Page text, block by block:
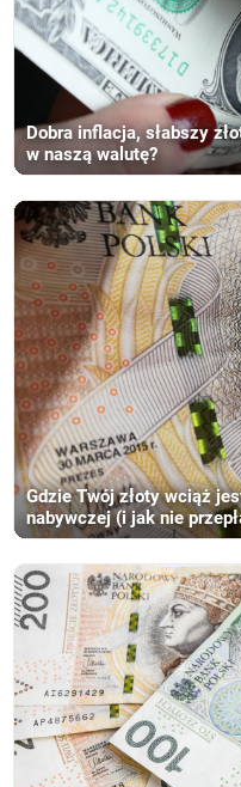
Dobra inflacja, słabszy
w naszą walutę?
Gdzie Twój złoty wciąż
nabywczej (i jak nie